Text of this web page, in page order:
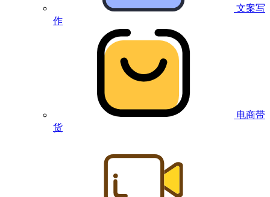
文案写
作
电商带
货